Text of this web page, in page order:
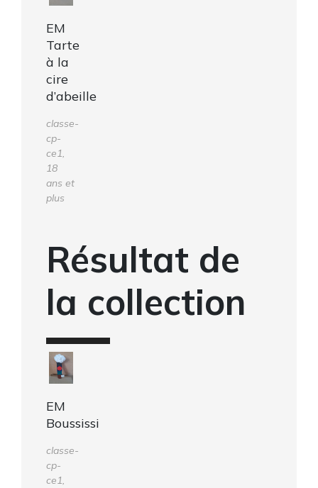
EM
Tarte
à la
cire
d’abeille
classe-
cp-
ce1,
18
ans et
plus
Résultat de
la collection
EM
Boussissi
classe-
cp-
ce1,